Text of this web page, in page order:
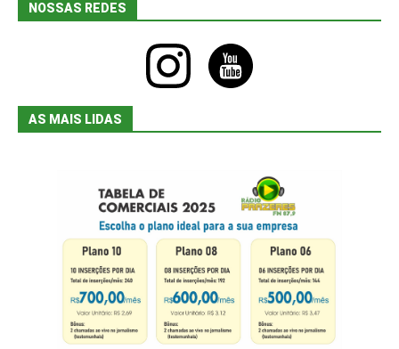
NOSSAS REDES
instagram youtube
AS MAIS LIDAS